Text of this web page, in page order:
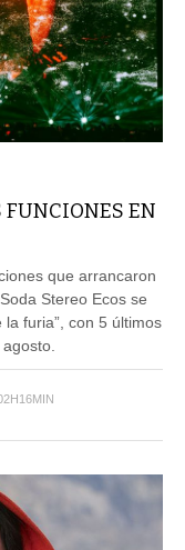
FUNCIONES EN
que arrancaron
Stereo Ecos se
furia”, con 5 últimos